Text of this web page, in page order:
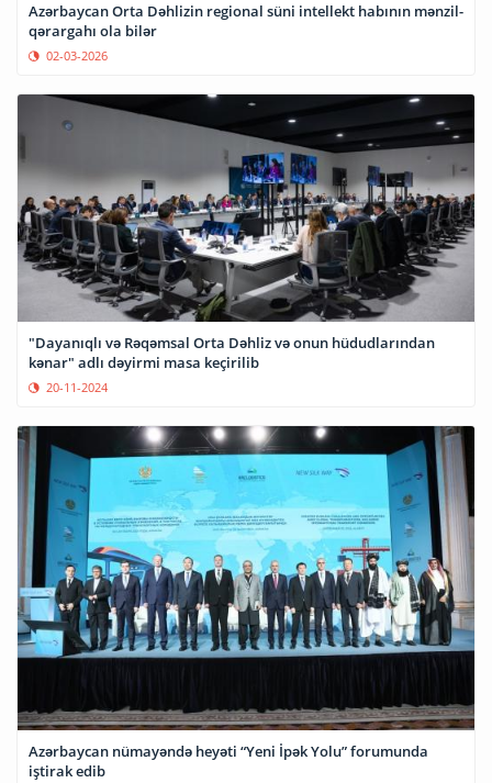
Azərbaycan Orta Dəhlizin regional süni intellekt habının mənzil-
qərargahı ola bilər
02-03-2026
"Dayanıqlı və Rəqəmsal Orta Dəhliz və onun hüdudlarından
kənar" adlı dəyirmi masa keçirilib
20-11-2024
Azərbaycan nümayəndə heyəti “Yeni İpək Yolu” forumunda
iştirak edib